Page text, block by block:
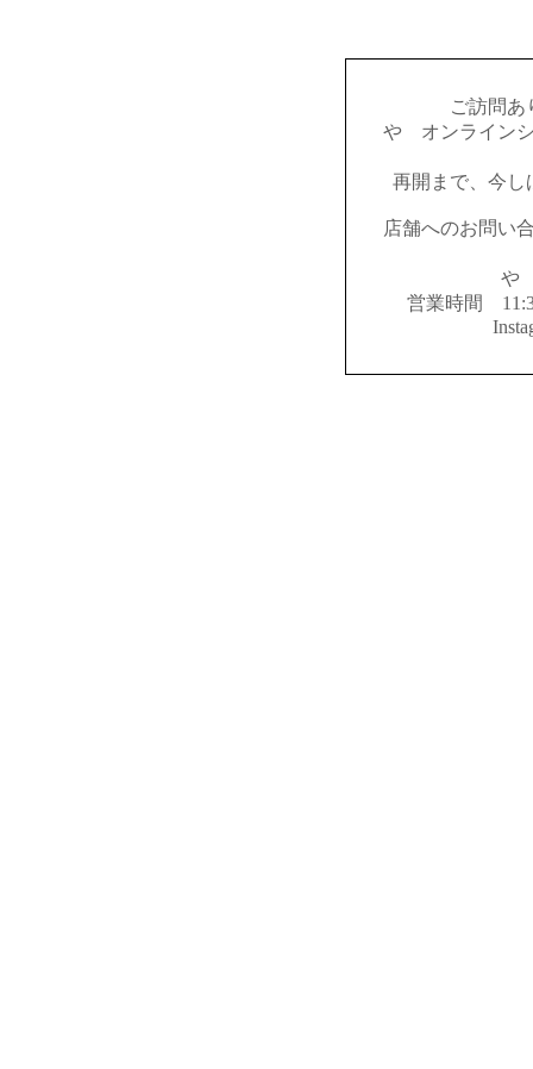
ご訪問あ
やゝオンライン
再開まで、今し
店舗へのお問い
や
営業時間